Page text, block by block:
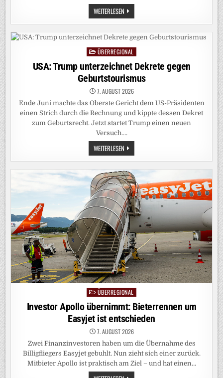
WEITERLESEN HITZEWELLE:
WOHNUNGSLOSENHILFE
WARNT
GEFAHREN
FÜR
OBDACHLOSE
PostedÜBERREGIONAL
USA: Trump unterzeichnet Dekrete gegen
Geburtstourismus
7. AUGUST 2026
Ende Juni machte das Oberste Gericht dem US-Präsidenten
einen Strich durch die Rechnung und kippte dessen Dekret
zum Geburtsrecht. Jetzt startet Trump einen neuen
Versuch….
WEITERLESEN USA:
TRUMP
UNTERZEICHNET
GEGEN
GEBURTSTOURISMUS
Posted
in
ÜBERREGIONAL
Investor Apollo übernimmt: Bieterrennen um
Easyjet ist entschieden
7. AUGUST 2026
Zwei Finanzinvestoren haben um die Übernahme des
Billigfliegers Easyjet gebuhlt. Nun zieht sich einer zurück.
Mitbieter Apollo ist praktisch am Ziel – und hat einen…